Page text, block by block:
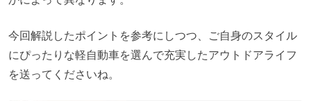
今回解説したポイントを参考にしつつ、ご自身のスタイル
にぴったりな軽自動車を選んで充実したアウトドアライフ
を送ってくださいね。